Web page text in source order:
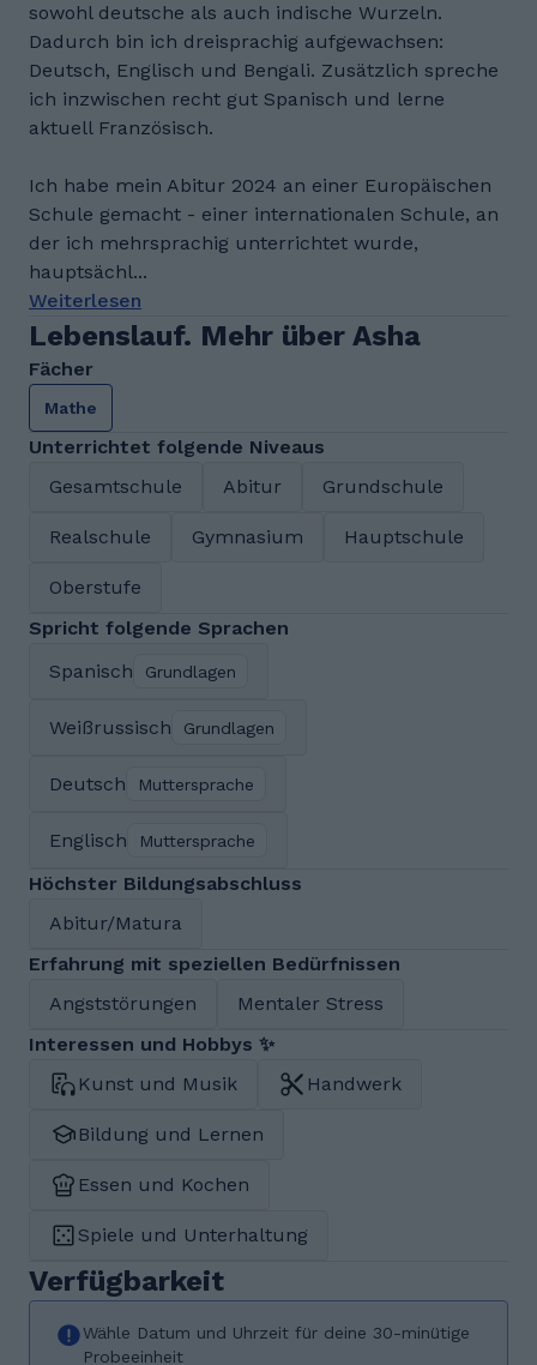
sowohl deutsche als auch indische Wurzeln.
Dadurch bin ich dreisprachig aufgewachsen:
Deutsch, Englisch und Bengali. Zusätzlich spreche
ich inzwischen recht gut Spanisch und lerne
aktuell Französisch.
Ich habe mein Abitur 2024 an einer Europäischen
Schule gemacht - einer internationalen Schule, an
der ich mehrsprachig unterrichtet wurde,
hauptsächl...
Weiterlesen
Lebenslauf. Mehr über Asha
Fächer
Mathe
Unterrichtet folgende Niveaus
Gesamtschule
Abitur Grundschule
Realschule Gymnasium Hauptschule
Oberstufe
Spricht folgende Sprachen
Spanisch
Grundlagen
Weißrussisch Grundlagen
Deutsch Muttersprache
Englisch Muttersprache
Höchster Bildungsabschluss
Abitur/Matura
Erfahrung mit speziellen Bedürfnissen
Angststörungen
Mentaler Stress
Interessen und Hobbys ✨
Kunst und Musik
Handwerk
Bildung und Lernen
Essen und Kochen
Spiele und Unterhaltung
Verfügbarkeit
Wähle Datum und Uhrzeit für deine 30-minütige
Probeeinheit